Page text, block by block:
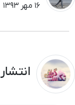
١۶ مهر ١٣٩٣